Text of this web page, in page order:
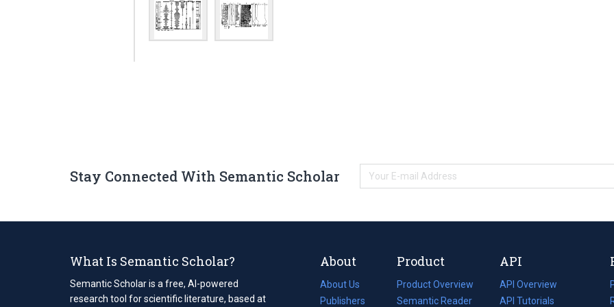
Stay Connected With Semantic Scholar
What Is Semantic Scholar?
Semantic Scholar is a free, AI-powered
research tool for scientific literature, based at
About
About Us
Publishers
Product
Product Overview
Semantic Reader
API
API Overview
API Tutorials